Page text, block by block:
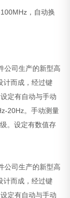
，自动换
公司生产的新型高
计而成，经过键
定有自动与手动
20Hz。手动测量
。设定有数值存
公司生产的新型高
计而成，经过键
定有自动与手动